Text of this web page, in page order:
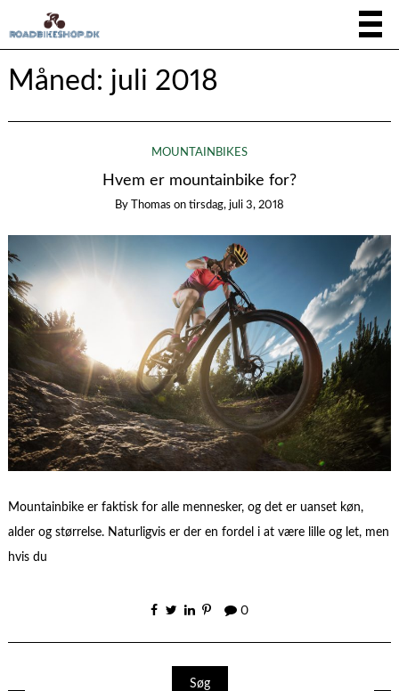
Måned: juli 2018
MOUNTAINBIKES
Hvem er mountainbike for?
By Thomas on tirsdag, juli 3, 2018
Mountainbike er faktisk for alle mennesker, og det er uanset køn,
alder og størrelse. Naturligvis er der en fordel i at være lille og let, men
hvis du
0
Søg